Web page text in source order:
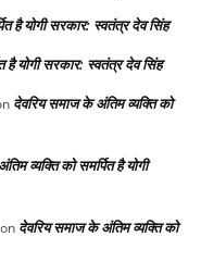
है योगी सरकार: स्वतंत्र देव सिंह
है योगी सरकार: स्वतंत्र देव सिंह
देवरिय समाज के अंतिम व्यक्ति को
व्यक्ति को समर्पित है योगी
on देवरिय समाज के अंतिम व्यक्ति को